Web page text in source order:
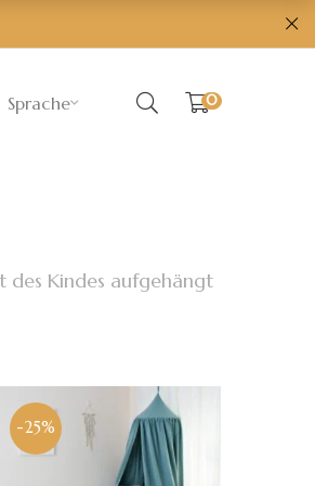
Sprache 0
des Kindes aufgehängt
-25%